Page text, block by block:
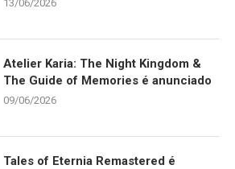
13/06/2026
Atelier Karia: The Night Kingdom &
The Guide of Memories é anunciado
09/06/2026
Tales of Eternia Remastered é